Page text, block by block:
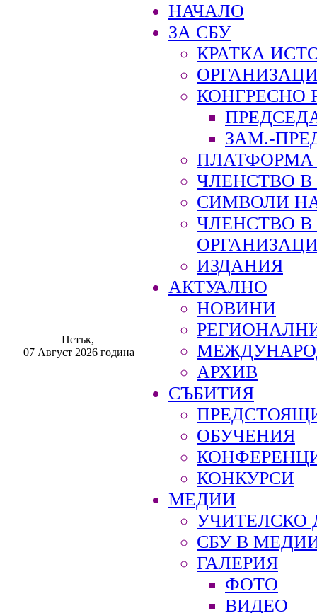
Петък,
07 Август 2026 година
НАЧАЛО
ЗА СБУ
КРАТКА
КОНГРЕСНО
ЗАМ.-
ПЛАТФОРМА
ЧЛЕНСТВО В
СИМВОЛИ
ЧЛЕНСТВО
ИЗДАНИЯ
АКТУАЛНО
НОВИНИ
АРХИВ
СЪБИТИЯ
ОБУЧЕНИЯ
КОНКУРСИ
МЕДИИ
УЧИТЕЛСКО
СБУ В
ГАЛЕРИЯ
ФОТО
ВИДЕО